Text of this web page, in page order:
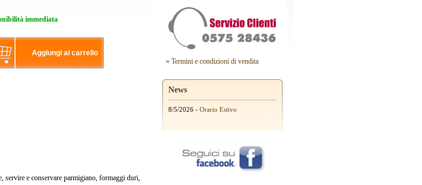
immediata
Aggiungi al carrello
servire e conservare parmigiano, formaggi duri,
» Termini e condizioni di vendita
News
8/5/2026 - Orario Estivo